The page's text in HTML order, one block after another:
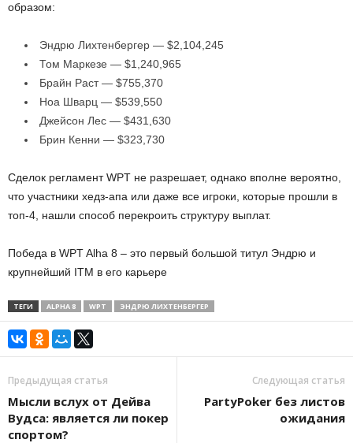
образом:
Эндрю Лихтенбергер — $2,104,245
Том Маркезе — $1,240,965
Брайн Раст — $755,370
Ноа Шварц — $539,550
Джейсон Лес — $431,630
Брин Кенни — $323,730
Сделок регламент WPT не разрешает, однако вполне вероятно,
что участники хедз-апа или даже все игроки, которые прошли в
топ-4, нашли способ перекроить структуру выплат.
Победа в WPT Alha 8 – это первый большой титул Эндрю и
крупнейший ITM в его карьере
ТЕГИ ALPHA 8 WPT ЭНДРЮ ЛИХТЕНБЕРГЕР
Предыдущая статья
Мысли вслух от Дейва
Вудса: является ли покер
спортом?
Следующая статья
PartyPoker без листов
ожидания